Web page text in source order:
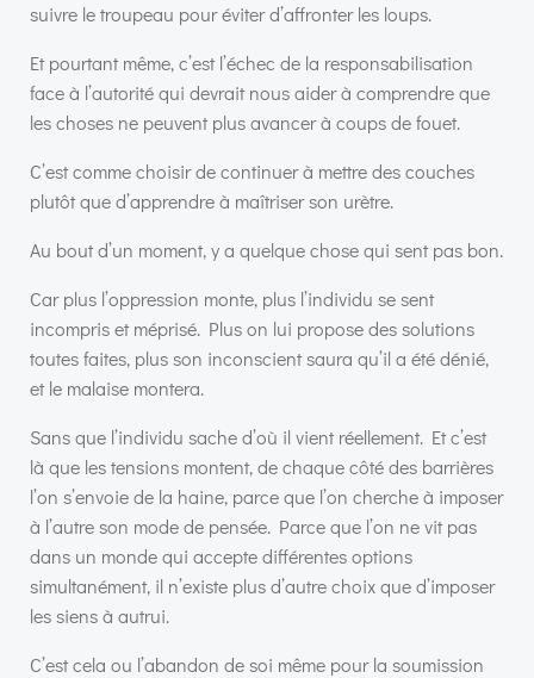
suivre le troupeau pour éviter d’affronter les loups.
Et pourtant même, c’est l’échec de la responsabilisation
face à l’autorité qui devrait nous aider à comprendre que
les choses ne peuvent plus avancer à coups de fouet.
C’est comme choisir de continuer à mettre des couches
plutôt que d’apprendre à maîtriser son urètre.
Au bout d’un moment, y a quelque chose qui sent pas bon.
Car plus l’oppression monte, plus l’individu se sent
incompris et méprisé. Plus on lui propose des solutions
toutes faites, plus son inconscient saura qu’il a été dénié,
et le malaise montera.
Sans que l’individu sache d’où il vient réellement. Et c’est
là que les tensions montent, de chaque côté des barrières
l’on s’envoie de la haine, parce que l’on cherche à imposer
à l’autre son mode de pensée. Parce que l’on ne vit pas
dans un monde qui accepte différentes options
simultanément, il n’existe plus d’autre choix que d’imposer
les siens à autrui.
C’est cela ou l’abandon de soi même pour la soumission